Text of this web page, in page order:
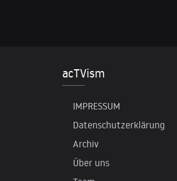
acTVism
IMPRESSUM
Datenschutzerklärung
Archiv
Über uns